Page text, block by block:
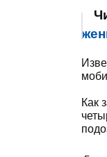
Как